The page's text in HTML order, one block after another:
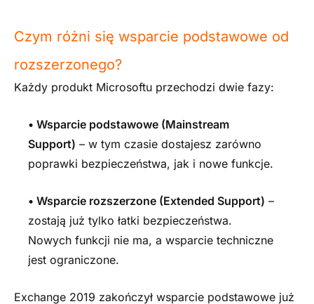
Czym różni się wsparcie podstawowe od
rozszerzonego?
Każdy produkt Microsoftu przechodzi dwie fazy:
• Wsparcie podstawowe (Mainstream
Support) – w tym czasie dostajesz zarówno
poprawki bezpieczeństwa, jak i nowe funkcje.
• Wsparcie rozszerzone (Extended Support) –
zostają już tylko łatki bezpieczeństwa.
Nowych funkcji nie ma, a wsparcie techniczne
jest ograniczone.
Exchange 2019 zakończył wsparcie podstawowe już